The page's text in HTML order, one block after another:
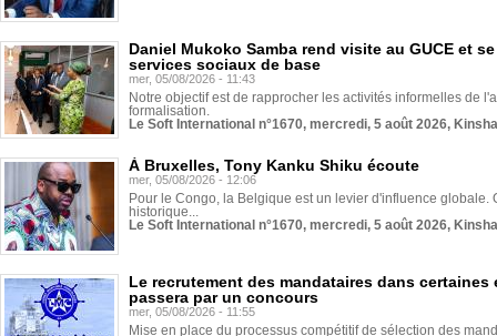
Daniel Mukoko Samba rend visite au GUCE et
services sociaux de base
mer, 05/08/2026 - 11:43
Notre objectif est de rapprocher les activités informelles de
formalisation.
Le Soft International n°1670, mercredi, 5 août 2026,
À Bruxelles, Tony Kanku Shiku écoute
mer, 05/08/2026 - 12:06
Pour le Congo, la Belgique est un levier d'influence globale.
historique...
Le Soft International n°1670, mercredi, 5 août 2026,
Le recrutement des mandataires dans
passera par un concours
mer, 05/08/2026 - 11:55
Mise en place du processus compétitif de sélection des